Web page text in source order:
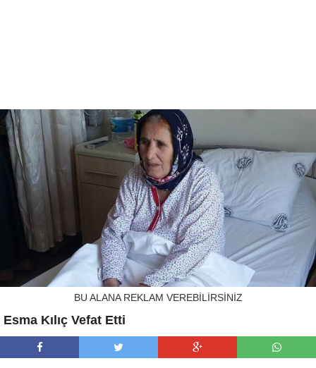
BU ALANA REKLAM VEREBİLİRSİNİZ
Esma Kılıç Vefat Etti